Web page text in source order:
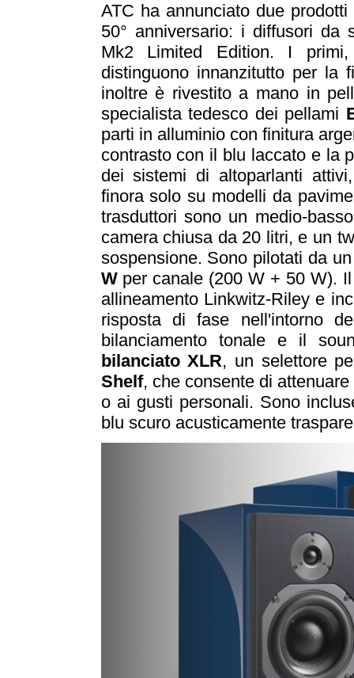
ATC ha annunciato due
50° anniversario: i diffusori da
Mk2 Limited Edition. I
distinguono innanzitutto per la
inoltre è rivestito a mano in
specialista tedesco dei pellami
parti in alluminio con finitura
contrasto con il blu laccato e la
dei sistemi di altoparlanti
finora solo su modelli da
trasduttori sono un medio-
camera chiusa da 20 litri, e un
sospensione. Sono pilotati da
Wper canale (200 W + 50 W).
allineamento Linkwitz-Riley e
risposta di fase nell'intorno
bilanciamento tonale e il
bilanciato XLR, un selettore
Shelf, che consente di
o ai gusti personali. Sono
blu scuro acusticamente